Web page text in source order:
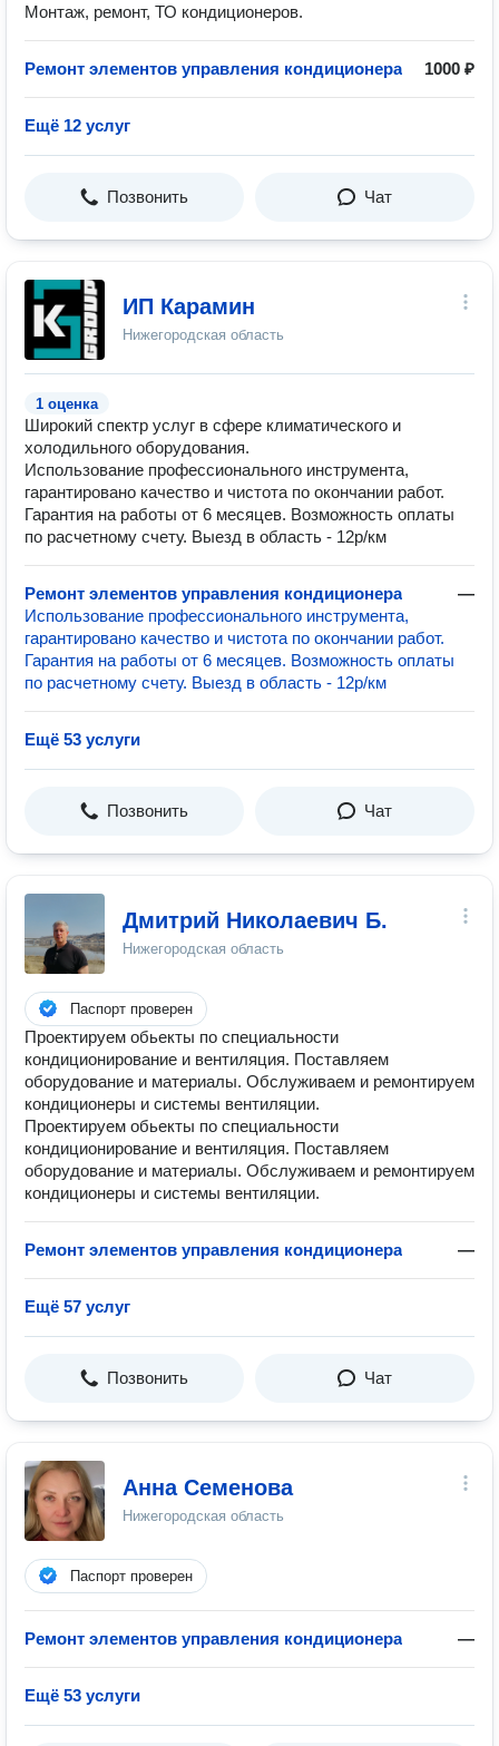
Монтаж, ремонт, ТО кондиционеров.
Ремонт элементов управления кондиционера 1000 ₽
Ещё 12 услуг
Позвонить Чат
ИП Карамин
Нижегородская область
1 оценка
Широкий спектр услуг в сфере климатического и
холодильного оборудования.
Использование профессионального инструмента,
гарантировано качество и чистота по окончании работ.
Гарантия на работы от 6 месяцев. Возможность оплаты
по расчетному счету. Выезд в область - 12р/км
Ремонт элементов управления кондиционера
—
Использование профессионального инструмента,
гарантировано качество и чистота по окончании работ.
Гарантия на работы от 6 месяцев. Возможность оплаты
по расчетному счету. Выезд в область - 12р/км
Ещё 53 услуги
Позвонить Чат
Дмитрий Николаевич Б.
Нижегородская область
Паспорт проверен
Проектируем обьекты по специальности
кондиционирование и вентиляция. Поставляем
оборудование и материалы. Обслуживаем и ремонтируем
кондиционеры и системы вентиляции.
Проектируем обьекты по специальности
кондиционирование и вентиляция. Поставляем
оборудование и материалы. Обслуживаем и ремонтируем
кондиционеры и системы вентиляции.
Ремонт элементов управления кондиционера —
Ещё 57 услуг
Позвонить Чат
Анна Семенова
Нижегородская область
Паспорт проверен
Ремонт элементов управления кондиционера —
Ещё 53 услуги